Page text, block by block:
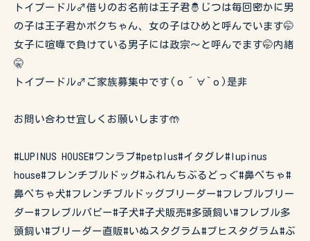
トイプードル♂借りのお名前は王子君🤴じつは毎回密かに男
の子は王子君かボクちゃん、女の子はひめと呼んでいます🤭
女子に喧嘩で負けている男子には政宗〜と呼んでます🤭内緒
🤫
トイプードル♂ご家族募集中です(о´∀`о)是非
お問い合わせ宜しくお願いします🤲
#LUPINUS HOUSE#ワンラブ#petplus#イタグレ#lupinus
house#フレンチブルドッグ#ふれんちぶるどっぐ#鼻ぺちゃ#
鼻ぺちゃ犬#フレンチブルドッグブリーダー#フレブルブリー
ダー#フレブルパピー#子犬#子犬販売#多頭飼い#フレブル多
頭飼い#ブリーダー直販#いぬスタグラム#ブヒスタグラム#ぶ